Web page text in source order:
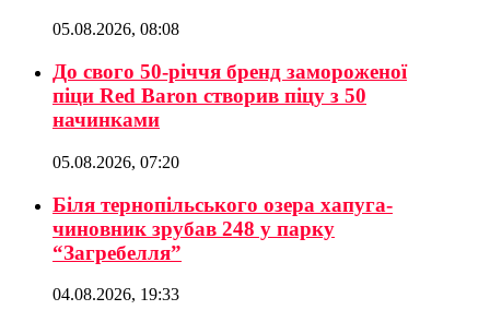
05.08.2026, 08:08
До свого 50-річчя бренд замороженої
піци Red Baron створив піцу з 50
начинками
05.08.2026, 07:20
Біля тернопільського озера хапуга-
чиновник зрубав 248 у парку
“Загребелля”
04.08.2026, 19:33